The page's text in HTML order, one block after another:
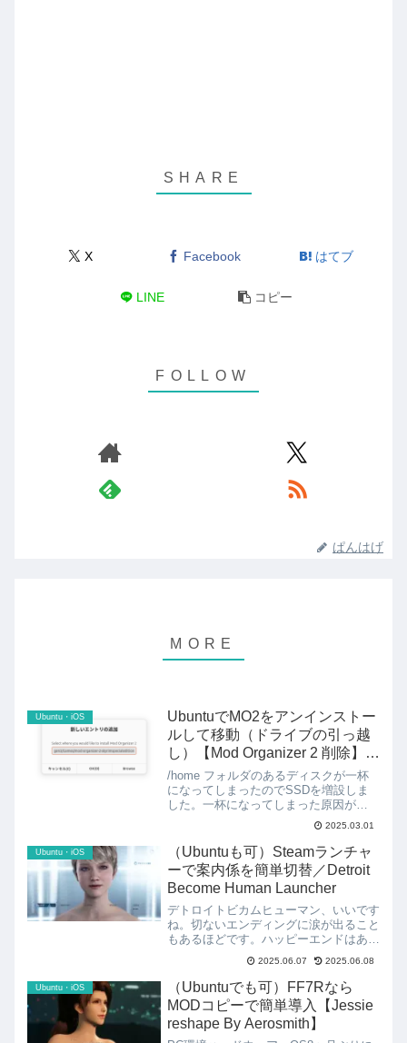
X Facebook はてブ
LINE コピー
ぱんはげ
Ubuntu・iOS
UbuntuでMO2をアンインストー
ルして移動（ドライブの引っ越
し）【Mod Organizer 2 削除】
【Skyrim】
/home フォルダのあるディスクが一杯
になってしまったのでSSDを増設しま
した。一杯になってしまった原因が
MO2(Mod Organizer 2)フォルダ内のフ
ァイル増大だったため、今回MO2を増
設したSSDに引っ越しすることにしま
した。...
2025.03.01
Ubuntu・iOS
（Ubuntuも可）Steamランチャ
ーで案内係を簡単切替／Detroit
Become Human Launcher
デトロイトビカムヒューマン、いいです
ね。切ないエンディングに涙が出ること
もあるほどです。ハッピーエンドはある
のでしょうか…。今回は案内係を変更す
るMODを導入してみました。前回導入
したノースとクロエ、カラを水着に着替
えるMODと併用可能です...
2025.06.07 2025.06.08
Ubuntu・iOS
（Ubuntuでも可）FF7Rなら
MODコピーで簡単導入【Jessie
reshape By Aerosmith】